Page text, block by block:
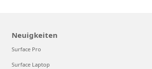
Neuigkeiten
Surface Pro
Surface Laptop